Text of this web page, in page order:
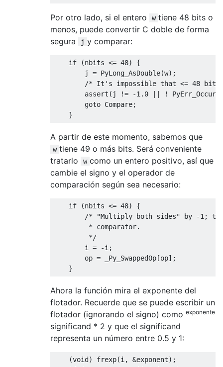
Por otro lado, si el entero w tiene 48 bits o
menos, puede convertir C doble de forma
segura
j y comparar:
if (nbits <= 48)
{
        j
= PyLong_AsDouble(w);
/* It's impossible that <= 48 bits
assert ( j != -1.0 || !
goto Compare;
}
A partir de este momento, sabemos que
w tiene 49 o más bits. Será conveniente
tratarlo
w como un entero positivo, así que
cambie el signo y el operador de
comparación según sea necesario:
if (nbits <= 48)
{
/* "Multiply both sides" by -1;
         * comparator.
         */
        i
= -i ;
        op
= _Py_SwappedOp[op];
}
Ahora la función mira el exponente del
flotador. Recuerde que se puede escribir un
flotador (ignorando el signo) como exponente
significand * 2 y que el significand
representa un número entre 0.5 y 1:
(void) frexp(i , &exponent);